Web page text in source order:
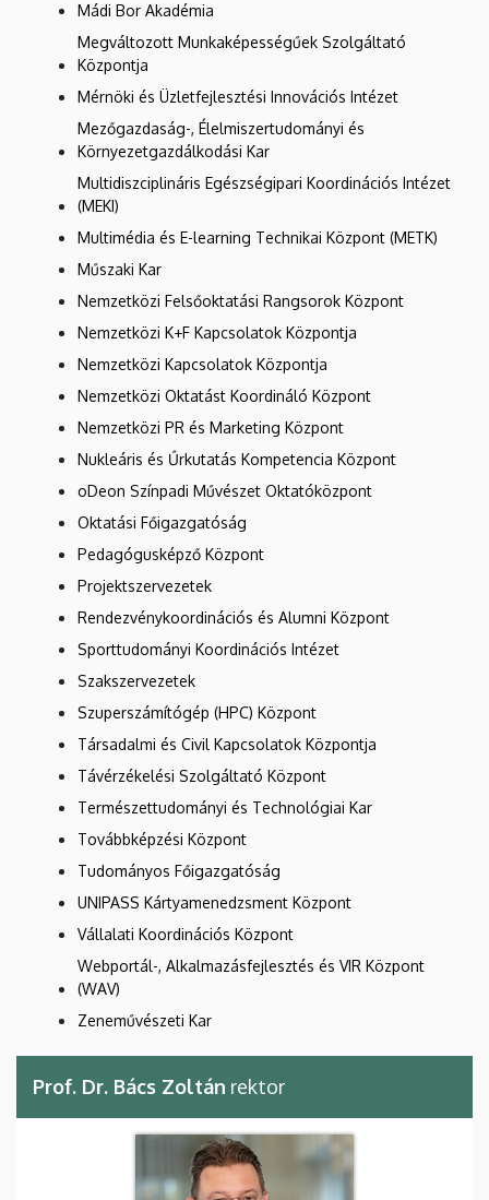
Mádi Bor Akadémia
Megváltozott Munkaképességűek Szolgáltató
Központja
Mérnöki és Üzletfejlesztési Innovációs Intézet
Mezőgazdaság-, Élelmiszertudományi és
Környezetgazdálkodási Kar
Multidiszciplináris Egészségipari Koordinációs Intézet
(MEKI)
Multimédia és E-learning Technikai Központ (METK)
Műszaki Kar
Nemzetközi Felsőoktatási Rangsorok Központ
Nemzetközi K+F Kapcsolatok Központja
Nemzetközi Kapcsolatok Központja
Nemzetközi Oktatást Koordináló Központ
Nemzetközi PR és Marketing Központ
Nukleáris és Űrkutatás Kompetencia Központ
oDeon Színpadi Művészet Oktatóközpont
Oktatási Főigazgatóság
Pedagógusképző Központ
Projektszervezetek
Rendezvénykoordinációs és Alumni Központ
Sporttudományi Koordinációs Intézet
Szakszervezetek
Szuperszámítógép (HPC) Központ
Társadalmi és Civil Kapcsolatok Központja
Távérzékelési Szolgáltató Központ
Természettudományi és Technológiai Kar
Továbbképzési Központ
Tudományos Főigazgatóság
UNIPASS Kártyamenedzsment Központ
Vállalati Koordinációs Központ
Webportál-, Alkalmazásfejlesztés és VIR Központ
(WAV)
Zeneművészeti Kar
Prof. Dr. Bács Zoltán rektor